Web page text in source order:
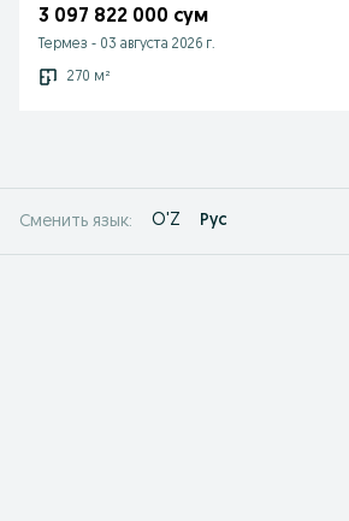
3 097 822 000 сум
Термез - 03 августа 2026 г.
270 м²
Сменить язык: O'Z Рус